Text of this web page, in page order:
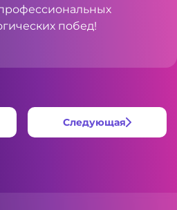
побед!
Следующая